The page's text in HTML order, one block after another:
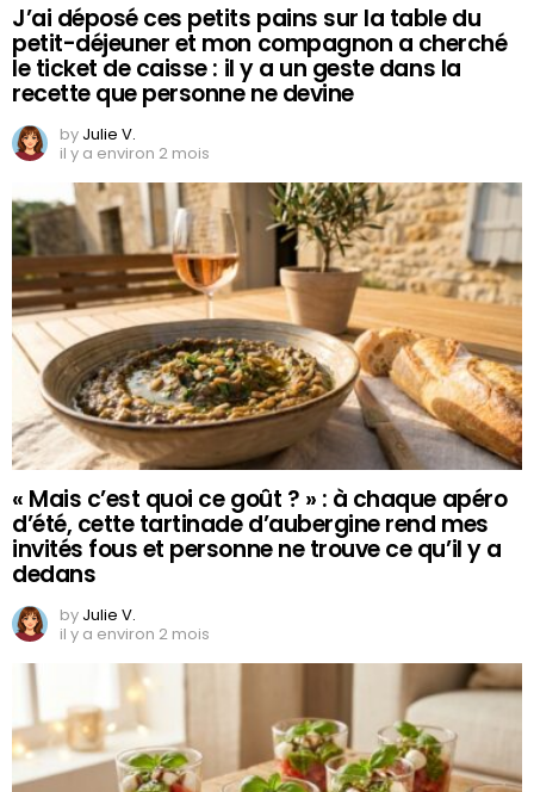
J’ai déposé ces petits pains sur la table du
petit-déjeuner et mon compagnon a cherché
le ticket de caisse : il y a un geste dans la
recette que personne ne devine
by Julie V.
il y a environ 2 mois
« Mais c’est quoi ce goût ? » : à chaque apéro
d’été, cette tartinade d’aubergine rend mes
invités fous et personne ne trouve ce qu’il y a
dedans
by Julie V.
il y a environ 2 mois